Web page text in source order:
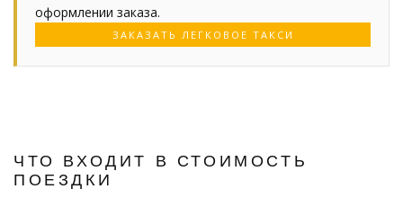
оформлении заказа.
ЗАКАЗАТЬ ЛЕГКОВОЕ ТАКСИ
ЧТО ВХОДИТ В СТОИМОСТЬ
ПОЕЗДКИ